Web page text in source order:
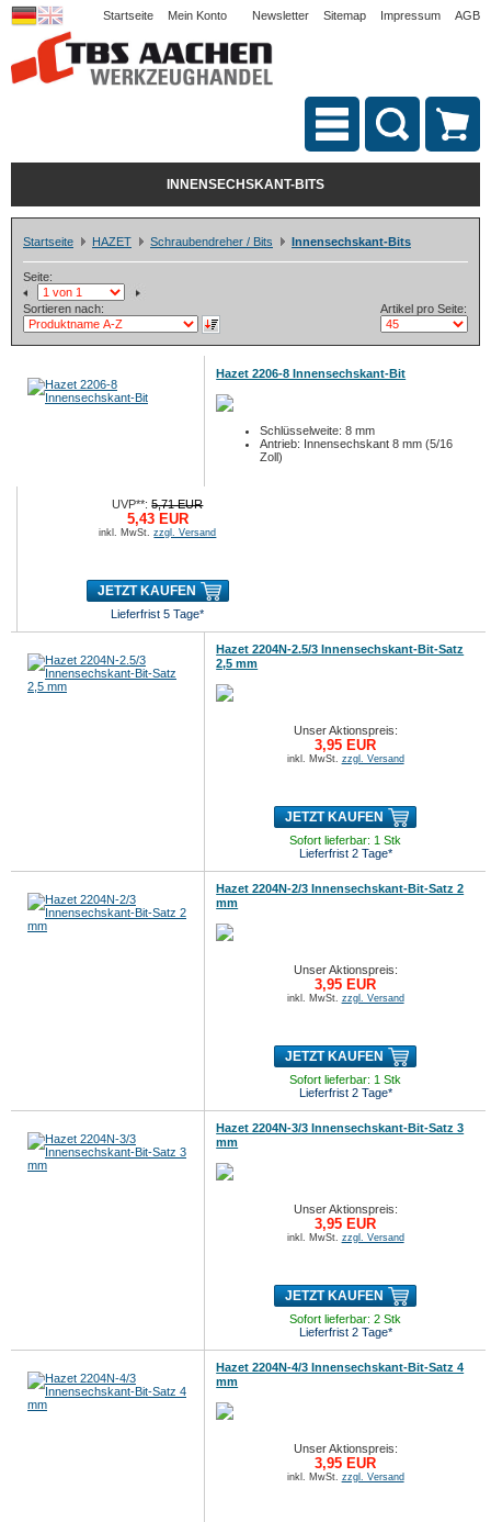
Startseite Mein Konto Newsletter Sitemap Impressum AGB
INNENSECHSKANT-BITS
Startseite HAZET Schraubendreher / Bits Innensechskant-Bits
Seite:
Sortieren nach: Artikel pro Seite:
Hazet 2206-8 Innensechskant-Bit
Schlüsselweite: 8 mm
Antrieb: Innensechskant 8 mm (5/16
Zoll)
UVP**:5,71 EUR
5,43 EUR
inkl. MwSt.zzgl. Versand
JETZT KAUFEN
Lieferfrist 5 Tage*
Hazet 2204N-2.5/3 Innensechskant-Bit-Satz
2,5 mm
Unser Aktionspreis:
3,95 EUR
inkl. MwSt. zzgl. Versand
JETZT KAUFEN
Sofort lieferbar: 1 Stk
Lieferfrist 2 Tage*
Hazet 2204N-2/3 Innensechskant-Bit-Satz 2
mm
Unser Aktionspreis:
3,95 EUR
inkl. MwSt. zzgl. Versand
JETZT KAUFEN
Sofort lieferbar: 1 Stk
Lieferfrist 2 Tage*
Hazet 2204N-3/3 Innensechskant-Bit-Satz 3
mm
Unser Aktionspreis:
3,95 EUR
inkl. MwSt. zzgl. Versand
JETZT KAUFEN
Sofort lieferbar: 2 Stk
Lieferfrist 2 Tage*
Hazet 2204N-4/3 Innensechskant-Bit-Satz 4
mm
Unser Aktionspreis:
3,95 EUR
inkl. MwSt. zzgl. Versand